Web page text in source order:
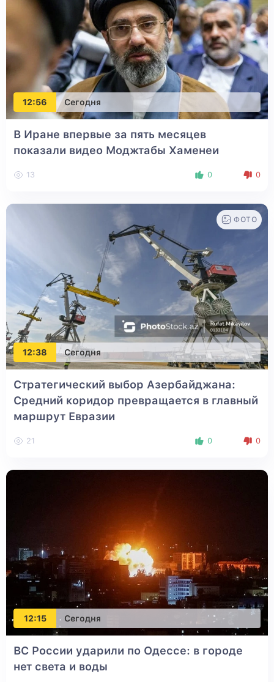
12:56 Сегодня
В Иране впервые за пять месяцев
показали видео Моджтабы Хаменеи
13 0 0
12:38 Сегодня
ФОТО
Стратегический выбор Азербайджана:
Средний коридор превращается в главный
маршрут Евразии
21 0 0
12:15 Сегодня
ВС России ударили по Одессе: в городе
нет света и воды